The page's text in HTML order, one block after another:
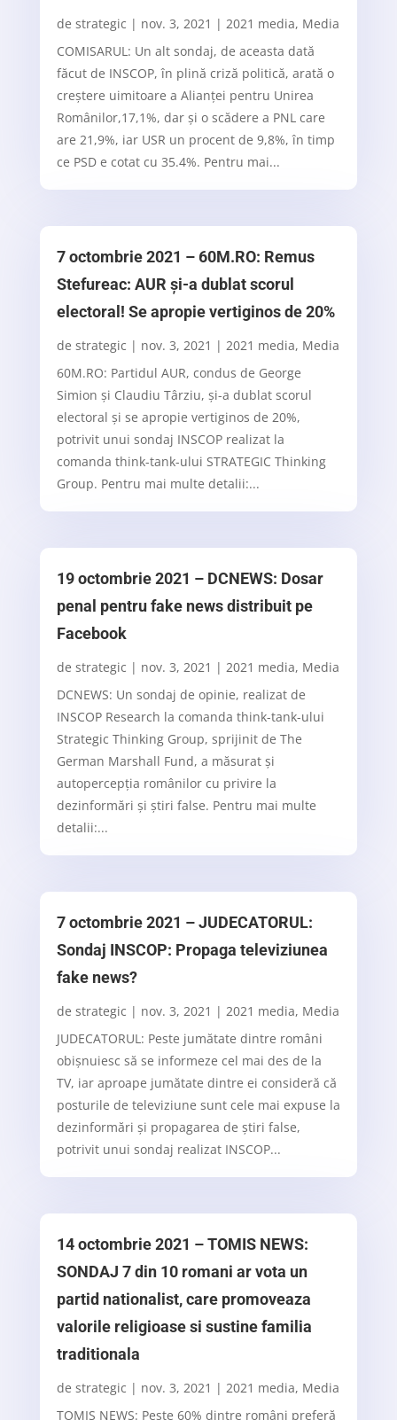
de strategic | nov. 3, 2021 | 2021 media, Media
COMISARUL: Un alt sondaj, de aceasta dată
făcut de INSCOP, în plină criză politică, arată o
creștere uimitoare a Alianței pentru Unirea
Românilor,17,1%, dar și o scădere a PNL care
are 21,9%, iar USR un procent de 9,8%, în timp
ce PSD e cotat cu 35.4%. Pentru mai...
7 octombrie 2021 – 60M.RO: Remus
Stefureac: AUR și-a dublat scorul
electoral! Se apropie vertiginos de 20%
de strategic | nov. 3, 2021 | 2021 media, Media
60M.RO: Partidul AUR, condus de George
Simion și Claudiu Târziu, și-a dublat scorul
electoral și se apropie vertiginos de 20%,
potrivit unui sondaj INSCOP realizat la
comanda think-tank-ului STRATEGIC Thinking
Group. Pentru mai multe detalii:...
19 octombrie 2021 – DCNEWS: Dosar
penal pentru fake news distribuit pe
Facebook
de strategic | nov. 3, 2021 | 2021 media, Media
DCNEWS: Un sondaj de opinie, realizat de
INSCOP Research la comanda think-tank-ului
Strategic Thinking Group, sprijinit de The
German Marshall Fund, a măsurat și
autopercepția românilor cu privire la
dezinformări și știri false. Pentru mai multe
detalii:...
7 octombrie 2021 – JUDECATORUL:
Sondaj INSCOP: Propaga televiziunea
fake news?
de strategic | nov. 3, 2021 | 2021 media, Media
JUDECATORUL: Peste jumătate dintre români
obişnuiesc să se informeze cel mai des de la
TV, iar aproape jumătate dintre ei consideră că
posturile de televiziune sunt cele mai expuse la
dezinformări şi propagarea de ştiri false,
potrivit unui sondaj realizat INSCOP...
14 octombrie 2021 – TOMIS NEWS:
SONDAJ 7 din 10 romani ar vota un
partid nationalist, care promoveaza
valorile religioase si sustine familia
traditionala
de strategic | nov. 3, 2021 | 2021 media, Media
TOMIS NEWS: Peste 60% dintre români preferă